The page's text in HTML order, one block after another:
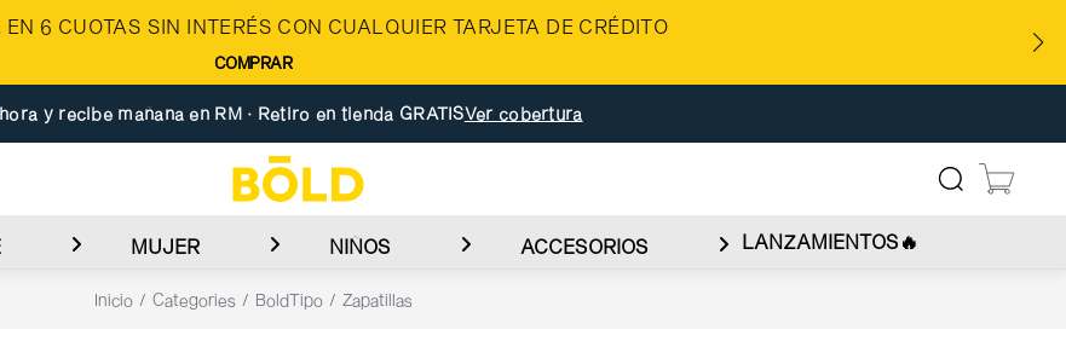
6 CUOTAS SIN INTERÉS CON CUALQUIER TARJETA DE CRÉDITO
COMPRAR
y recibe mañana en RM · Retiro en tienda GRATISVer cobertura
MUJER NIÑOS ACCESORIOS LANZAMIENTOS🔥
Inicio Categories BoldTipo Zapatillas